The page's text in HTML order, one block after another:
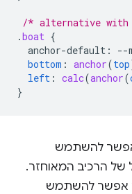
/* alternative
.boat
anchor-default
:
bottom : anchor(
left : calc(
להשתמש
הרכיב המאוחזר.
להשתמש